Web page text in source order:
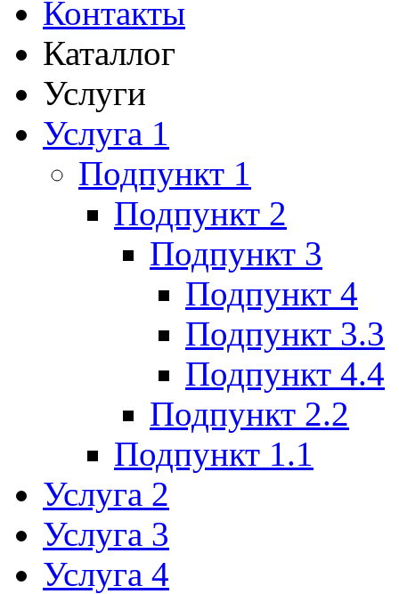
Контакты
Каталлог
Услуги
Услуга 1
Подпункт 1
Подпункт 2
Подпункт 3
Подпункт 4
Подпункт 3.3
Подпункт 4.4
Подпункт 2.2
Подпункт 1.1
Услуга 2
Услуга 3
Услуга 4